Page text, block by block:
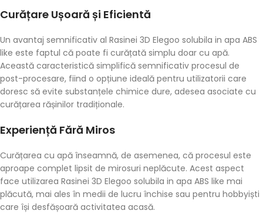
Curățare Ușoară și Eficientă
Un avantaj semnificativ al Rasinei 3D Elegoo solubila in apa ABS
like este faptul că poate fi curățată simplu doar cu apă.
Această caracteristică simplifică semnificativ procesul de
post-procesare, fiind o opțiune ideală pentru utilizatorii care
doresc să evite substanțele chimice dure, adesea asociate cu
curățarea rășinilor tradiționale.
Experiență Fără Miros
Curățarea cu apă înseamnă, de asemenea, că procesul este
aproape complet lipsit de mirosuri neplăcute. Acest aspect
face utilizarea Rasinei 3D Elegoo solubila in apa ABS like mai
plăcută, mai ales în medii de lucru închise sau pentru hobbyiști
care își desfășoară activitatea acasă.